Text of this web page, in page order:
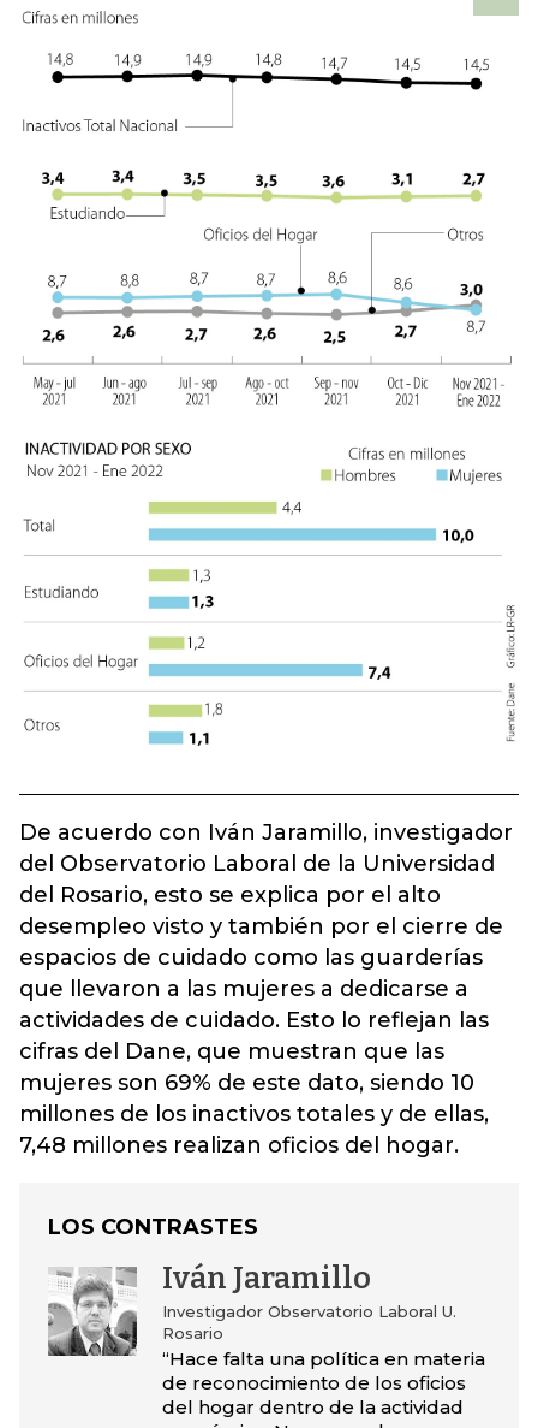
De acuerdo con Iván Jaramillo, investigador
del Observatorio Laboral de la Universidad
del Rosario, esto se explica por el alto
desempleo visto y también por el cierre de
espacios de cuidado como las guarderías
que llevaron a las mujeres a dedicarse a
actividades de cuidado. Esto lo reflejan las
cifras del Dane, que muestran que las
mujeres son 69% de este dato, siendo 10
millones de los inactivos totales y de ellas,
7,48 millones realizan oficios del hogar.
LOS CONTRASTES
Iván Jaramillo
Investigador Observatorio Laboral U.
Rosario
“Hace falta una política en materia
de reconocimiento de los oficios
del hogar dentro de la actividad